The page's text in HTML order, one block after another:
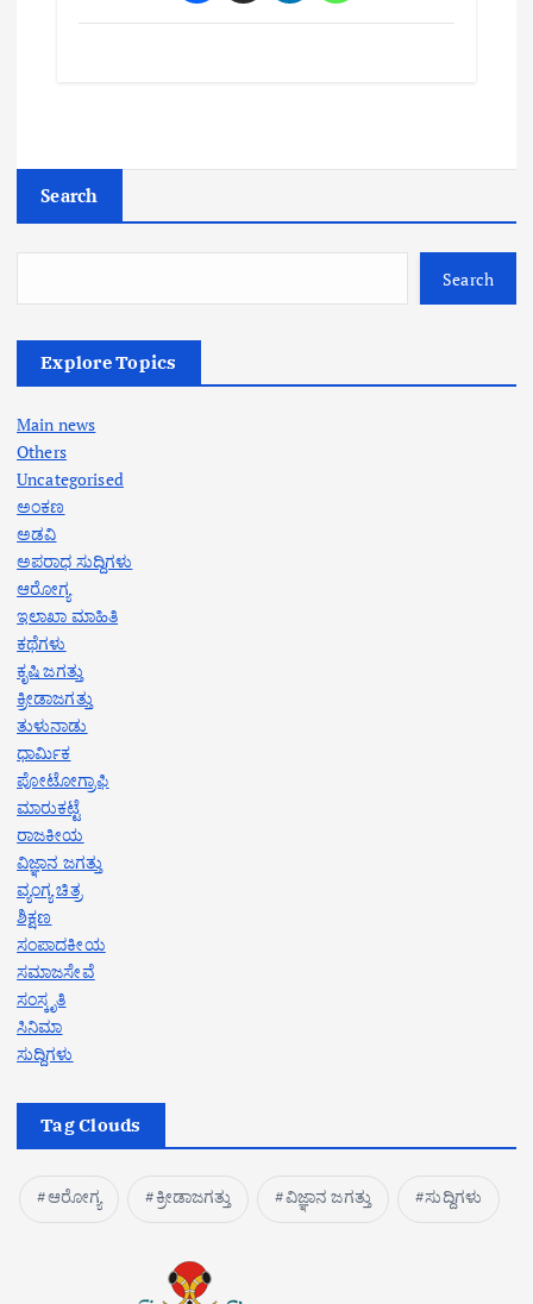
Search
Search
Explore Topics
Main news
Others
Uncategorised
ಅಂಕಣ
ಅಡವಿ
ಅಪರಾಧ ಸುದ್ದಿಗಳು
ಆರೋಗ್ಯ
ಇಲಾಖಾ ಮಾಹಿತಿ
ಕಥೆಗಳು
ಕೃಷಿ ಜಗತ್ತು
ಕ್ರೀಡಾಜಗತ್ತು
ತುಳುನಾಡು
ಧಾರ್ಮಿಕ
ಪೋಟೋಗ್ರಾಫಿ
ಮಾರುಕಟ್ಟೆ
ರಾಜಕೀಯ
ವಿಜ್ಞಾನ ಜಗತ್ತು
ವ್ಯಂಗ್ಯ ಚಿತ್ರ
ಶಿಕ್ಷಣ
ಸಂಪಾದಕೀಯ
ಸಮಾಜಸೇವೆ
ಸಂಸ್ಕೃತಿ
ಸಿನಿಮಾ
ಸುದ್ದಿಗಳು
Tag Clouds
ಆರೋಗ್ಯ ಕ್ರೀಡಾಜಗತ್ತು ವಿಜ್ಞಾನ ಜಗತ್ತು ಸುದ್ದಿಗಳು